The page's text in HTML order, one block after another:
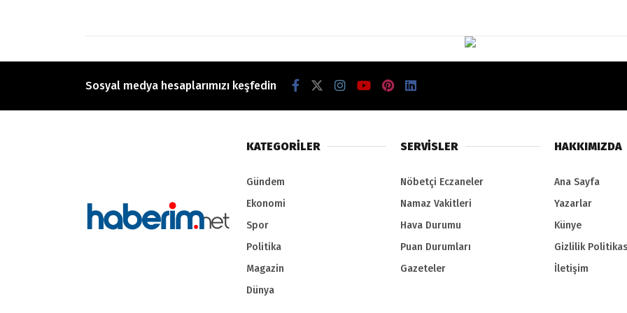
Sosyal medya hesaplarımızı keşfedin
KATEGORİLER
Gündem
Ekonomi
Spor
Politika
Magazin
Dünya
SERVİSLER
Nöbetçi Eczaneler
Namaz Vakitleri
Hava Durumu
Puan Durumları
Gazeteler
HAKKIMIZDA
Ana Sayfa
Yazarlar
Künye
Gizlilik
İletişim